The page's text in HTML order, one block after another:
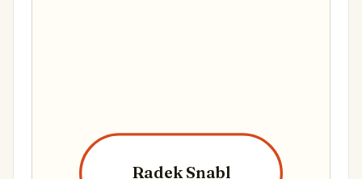
Radek Snabl